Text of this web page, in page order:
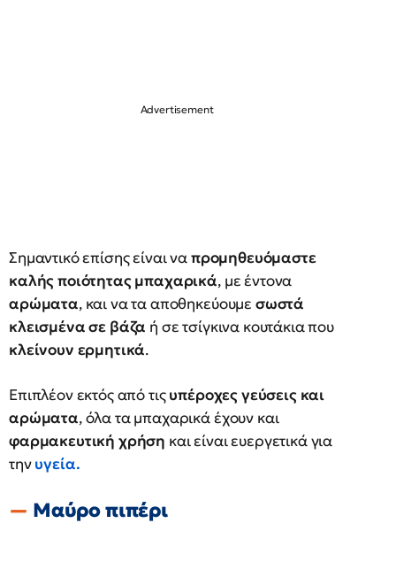
Σημαντικό επίσης είναι ναπρομηθευόμαστε
καλής ποιότητας μπαχαρικά, με έντονα
αρώματα, και να τα αποθηκεύουμε σωστά
κλεισμένα σε βάζα ή σε τσίγκινα κουτάκια που
κλείνουν ερμητικά.
Επιπλέον εκτός από τιςυπέροχες γεύσεις και
αρώματα, όλα τα μπαχαρικά έχουν και
φαρμακευτική χρήση και είναι ευεργετικά για
τηνυγεία.
Μαύρο πιπέρι